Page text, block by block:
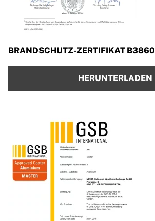
BRANDSCHUTZ-ZERTIFIKAT B3860
HERUNTERLADEN